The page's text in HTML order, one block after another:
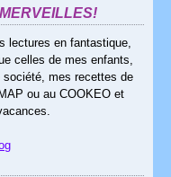
lectures en fantastique,
celles de mes enfants,
mes recettes de
ou au COOKEO et